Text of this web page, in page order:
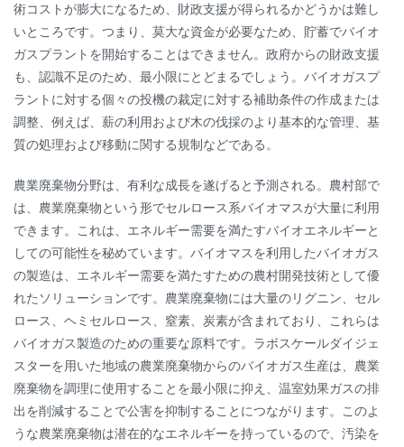
術コストが膨大になるため、財政支援が得られるかどうかは難し
いところです。つまり、莫大な資金が必要なため、貯蓄でバイオ
ガスプラントを開始することはできません。政府からの財政支援
も、認識不足のため、最小限にとどまるでしょう。バイオガスプ
ラントに対する個々の投機の裁定に対する補助条件の作成または
調整、例えば、薪の利用および木の伐採のより基本的な管理、基
質の処理および移動に関する規制などである。
農業廃棄物分野は、有利な成長を遂げると予測される。農村部で
は、農業廃棄物という形でセルロース系バイオマスが大量に利用
できます。これは、エネルギー需要を満たすバイオエネルギーと
しての可能性を秘めています。バイオマスを利用したバイオガス
の製造は、エネルギー需要を満たすための農村開発技術として優
れたソリューションです。農業廃棄物には大量のリグニン、セル
ロース、ヘミセルロース、窒素、炭素が含まれており、これらは
バイオガス製造のための重要な原料です。ラボスケールダイジェ
スターを用いた地域の農業廃棄物からのバイオガス生産は、農業
廃棄物を調理に使用することを最小限に抑え、温室効果ガスの排
出を削減することで公害を抑制することにつながります。このよ
うな農業廃棄物は潜在的なエネルギーを持っているので、汚染を